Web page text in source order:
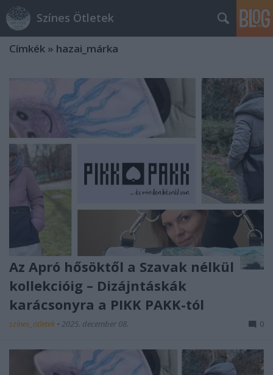
Színes Ötletek
Címkék » hazai_márka
Az Apró hősöktől a Szavak nélkül
kollekcióig – Dizájntáskák
karácsonyra a PIKK PAKK-tól
színes_ötletek • 2025. december 08. 0